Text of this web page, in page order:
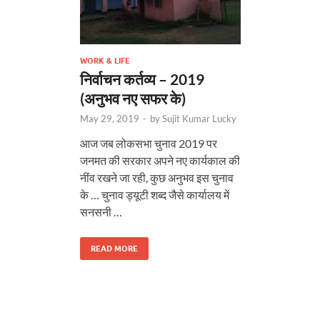
WORK & LIFE
निर्वाचन कर्तव्य – 2019
(अनुभव नए सफर के)
May 29, 2019 - bySujit Kumar Lucky
आज जब लोकसभा चुनाव 2019 पर
जनमत की सरकार अपने नए कार्यकाल की
नींव रखने जा रही, कुछ अनुभव इस चुनाव
के … चुनाव ड्यूटी शब्द जैसे कार्यालय में
सनसनी …
READ MORE